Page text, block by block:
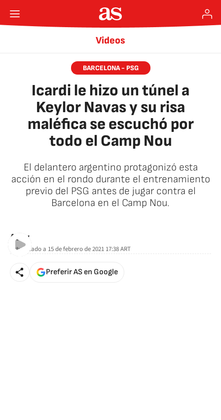
Videos
BARCELONA - PSG
Icardi le hizo un túnel a
Keylor Navas y su risa
maléfica se escuchó por
todo el Camp Nou
El delantero argentino protagonizó esta
acción en el rondo durante el entrenamiento
previo del PSG antes de jugar contra el
Barcelona en el Camp Nou.
AStv
Actualizado a 15 de febrero de 2021 17:38ART
Preferir AS en Google